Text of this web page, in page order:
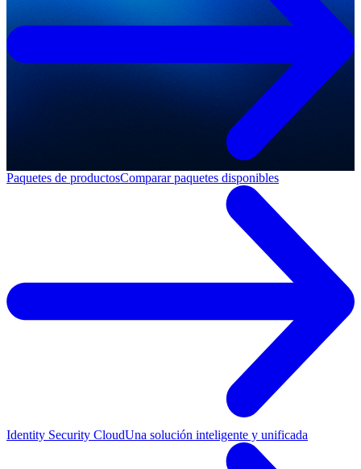
Paquetes de productosComparar paquetes disponibles
Identity Security CloudUna solución inteligente y unificada